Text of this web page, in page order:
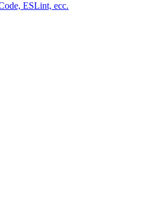
ESLint, ecc.